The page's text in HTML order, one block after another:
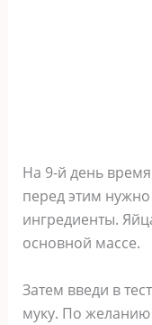
На 9-й день
перед этим
ингредиенты.
основной массе.
Затем введи в
муку. По